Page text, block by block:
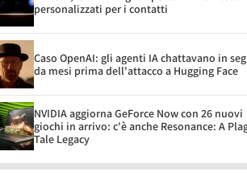
personalizzati per i contatti
Caso OpenAI: gli agenti IA chattavano in
da mesi prima dell'attacco a Hugging Face
NVIDIA aggiorna GeForce Now con 26 nuovi
giochi in arrivo: c'è anche Resonance: A
Tale Legacy